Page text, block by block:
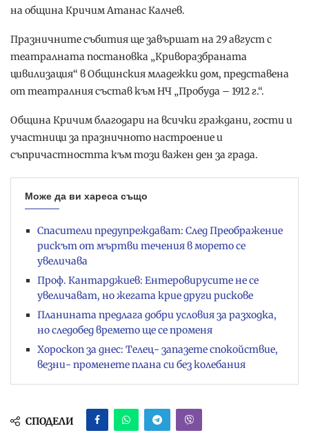
на община Кричим Атанас Калчев.
Празничните събития ще завършат на 29 август с
театралната постановка „Криворазбраната
цивилизация“ в Общинския младежки дом, представена
от театралния състав към НЧ „Пробуда – 1912 г.“.
Община Кричим благодари на всички граждани, гости и
участници за празничното настроение и
съпричастността към този важен ден за града.
Може да ви хареса също
Спасители предупреждават: След Преображение
рискът от мъртви течения в морето се
увеличава
Проф. Кантарджиев: Ентеровирусите не се
увеличават, но жегата крие други рискове
Планината предлага добри условия за разходка,
но следобед времето ще се променя
Хороскоп за днес: Телец- запазете спокойствие,
везни- променете плана си без колебания
СПОДЕЛИ